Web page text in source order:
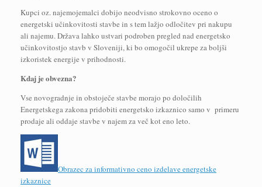
Kupci oz. najemojemalci dobijo neodvisno strokovno oceno o
energetski učinkovitosti stavbe in s tem lažjo odločitev pri nakupu
ali najemu. Država lahko ustvari podroben pregled nad energetsko
učinkovitostjo stavb v Sloveniji, ki bo omogočil ukrepe za boljši
izkoristek energije v prihodnosti.
Kdaj je obvezna?
Vse novogradnje in obstoječe stavbe morajo po določilih
Energetskega zakona pridobiti energetsko izkaznico samo v primeru
prodaje ali oddaje stavbe v najem za več kot eno leto.
Obrazec za informativno ceno izdelave energetske
izkaznice